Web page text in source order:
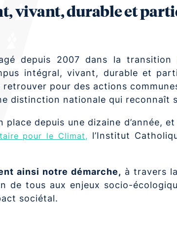
vivant, durable et
depuis 2007 dans la transition
intégral, vivant, durable et
pour des actions
distinction nationale qui reconnaît
depuis une dizaine d’année,
pour le Climat, l’Institut
ainsi notre démarche, à travers
de tous aux enjeux socio-
sociétal.